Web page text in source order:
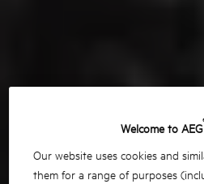
Welcome to AEG
Our website uses cookies and
them for a range of purposes